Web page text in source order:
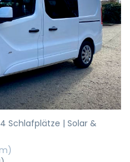
Schlafplätze | Solar &